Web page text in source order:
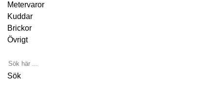
Metervaror
Kuddar
Brickor
Övrigt
Sök